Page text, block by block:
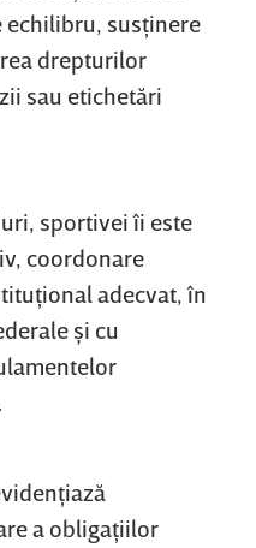
echilibru, susţinere
drepturilor
sau etichetări
sportivei îi este
coordonare
adecvat, în
şi cu
a obligaţiilor